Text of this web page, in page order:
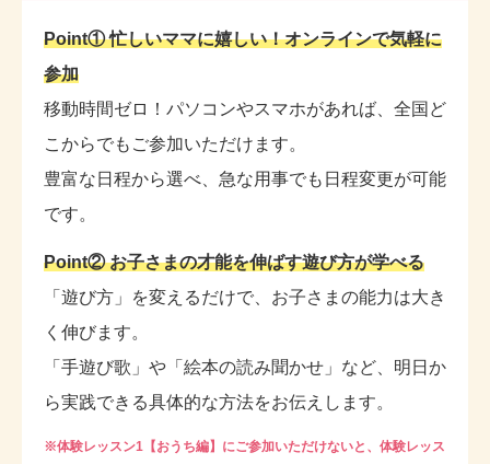
Point① 忙しいママに嬉しい！オンラインで気軽に
参加
移動時間ゼロ！パソコンやスマホがあれば、全国ど
こからでもご参加いただけます。
豊富な日程から選べ、急な用事でも日程変更が可能
です。
Point② お子さまの才能を伸ばす遊び方が学べる
「遊び方」を変えるだけで、お子さまの能力は大き
く伸びます。
「手遊び歌」や「絵本の読み聞かせ」など、明日か
ら実践できる具体的な方法をお伝えします。
※体験レッスン1【おうち編】にご参加いただけないと、体験レッス